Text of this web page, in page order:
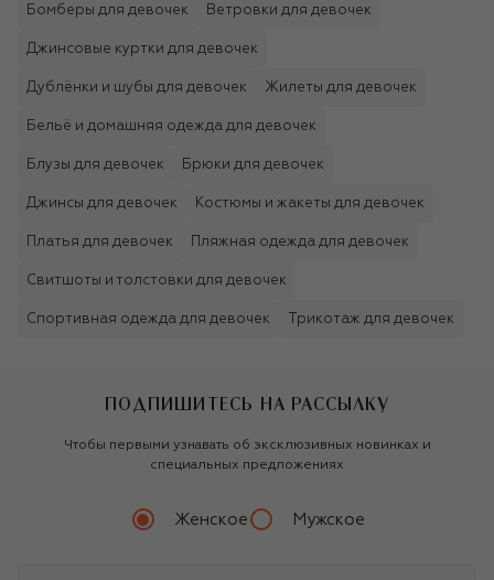
Бомберы для девочек Ветровки для девочек
Джинсовые куртки для девочек
Дублёнки и шубы для девочек Жилеты для девочек
Бельё и домашняя одежда для девочек
Блузы для девочек Брюки для девочек
Джинсы для девочек Костюмы и жакеты для девочек
Платья для девочек Пляжная одежда для девочек
Свитшоты и толстовки для девочек
Спортивная одежда для девочек Трикотаж для девочек
ПОДПИШИТЕСЬ НА РАССЫЛКУ
Чтобы первыми узнавать об эксклюзивных новинках и
специальных предложениях
Женское Мужское